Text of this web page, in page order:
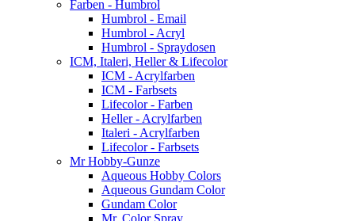
Farben - Humbrol
Humbrol - Email
Humbrol - Acryl
Humbrol - Spraydosen
ICM, Italeri, Heller & Lifecolor
ICM - Acrylfarben
ICM - Farbsets
Lifecolor - Farben
Heller - Acrylfarben
Italeri - Acrylfarben
Lifecolor - Farbsets
Mr Hobby-Gunze
Aqueous Hobby Colors
Aqueous Gundam Color
Gundam Color
Mr. Color Spray